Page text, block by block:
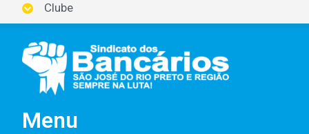
Clube
Menu